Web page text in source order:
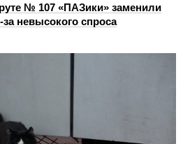
№ 107 «ПАЗики» заменили
невысокого спроса